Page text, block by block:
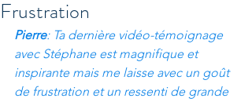
Frustration
Pierre: Ta dernière vidéo-témoignage
avec Stéphane est magnifique et
inspirante mais me laisse avec un goût
de frustration et un ressenti de grande